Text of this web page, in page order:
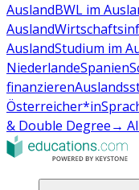
AuslandBWL im
Ausland
AuslandStudium im
NiederlandeSpanien
finanzieren
Österreicher*in
& Double Degree→